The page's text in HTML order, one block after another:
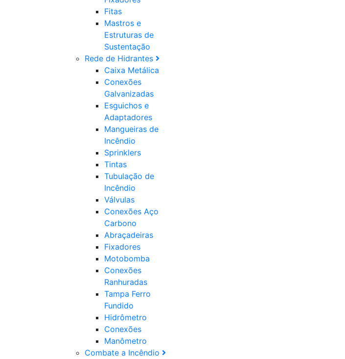
Fitas
Mastros e
Estruturas de
Sustentação
Rede de Hidrantes
Caixa Metálica
Conexões
Galvanizadas
Esguichos e
Adaptadores
Mangueiras de
Incêndio
Sprinklers
Tintas
Tubulação de
Incêndio
Válvulas
Conexões Aço
Carbono
Abraçadeiras
Fixadores
Motobomba
Conexões
Ranhuradas
Tampa Ferro
Fundido
Hidrômetro
Conexões
Manômetro
Combate a Incêndio